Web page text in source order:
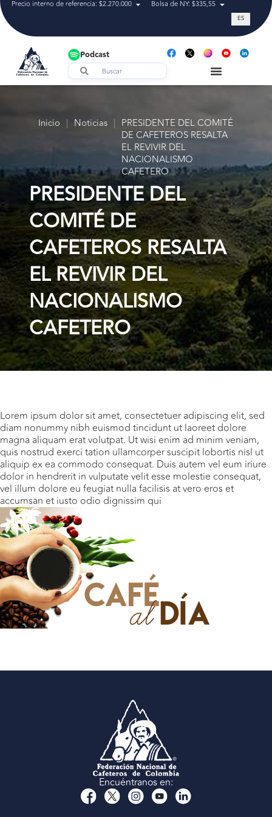
Precio interno de referencia: $2.270.000 Bolsa de NY: $335,55 Tasa de
ES
Podcast
Inicio | Noticias | PRESIDENTE DEL COMITÉ
DE CAFETEROS RESALTA
EL REVIVIR DEL
NACIONALISMO
CAFETERO
PRESIDENTE DEL
COMITÉ DE
CAFETEROS RESALTA
EL REVIVIR DEL
NACIONALISMO
CAFETERO
Lorem ipsum dolor sit amet, consectetuer adipiscing elit, sed
diam nonummy nibh euismod tincidunt ut laoreet dolore
magna aliquam erat volutpat. Ut wisi enim ad minim veniam,
quis nostrud exerci tation ullamcorper suscipit lobortis nisl ut
aliquip ex ea commodo consequat. Duis autem vel eum iriure
dolor in hendrerit in vulputate velit esse molestie consequat,
vel illum dolore eu feugiat nulla facilisis at vero eros et
accumsan et iusto odio dignissim qui
Encuéntranos en: